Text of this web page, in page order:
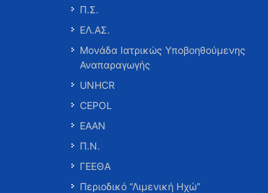
Π.Σ.
ΕΛ.ΑΣ.
Μονάδα Ιατρικώς Υποβοηθούμενης
Αναπαραγωγής
UNHCR
CEPOL
ΕΑΑΝ
Π.Ν.
ΓΕΕΘΑ
Περιοδικό “Λιμενική Ηχώ”